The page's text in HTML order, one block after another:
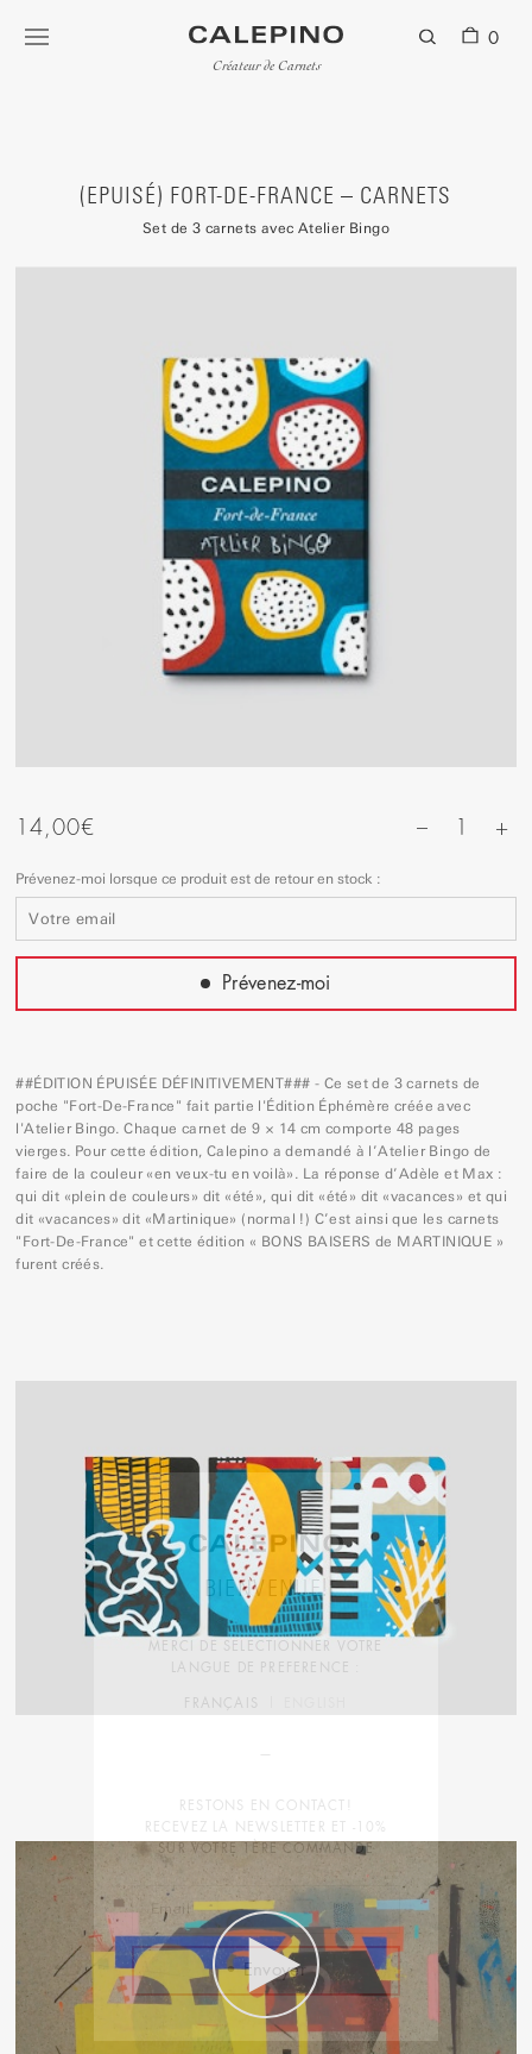
Créateur de Carnets
0
×
BIENVENUE!
MERCI DE SELECTIONNER VOTRE
LANGUE DE PREFERENCE :
FRANÇAIS
RESTONS EN CONTACT!
RECEVEZ LA NEWSLETTER ET -10%
SUR VOTRE 1ÈRE COMMANDE
(EPUISÉ) FORT-DE-FRANCE – CARNETS
Set de 3 carnets avec Atelier Bingo
14,00€ – +
Prévenez-moi lorsque ce produit est de retour en stock :
Prévenez-moi
##ÉDITION ÉPUISÉE DÉFINITIVEMENT### - Ce set de 3 carnets de
poche "Fort-De-France" fait partie l'Édition Éphémère créée avec
l'Atelier Bingo. Chaque carnet de 9 × 14 cm comporte 48 pages
vierges. Pour cette édition, Calepino a demandé à l’Atelier Bingo de
faire de la couleur «en veux-tu en voilà». La réponse d’Adèle et Max :
qui dit «plein de couleurs» dit «été», qui dit «été» dit «vacances» et qui
dit «vacances» dit «Martinique» (normal !) C’est ainsi que les carnets
"Fort-De-France" et cette édition « BONS BAISERS de MARTINIQUE »
furent créés.